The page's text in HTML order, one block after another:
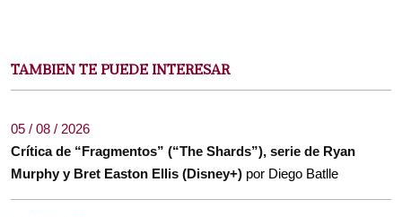
TAMBIEN TE PUEDE INTERESAR
05 / 08 / 2026
Crítica de “Fragmentos” (“The Shards”), serie de Ryan
Murphy y Bret Easton Ellis (Disney+) por Diego Batlle